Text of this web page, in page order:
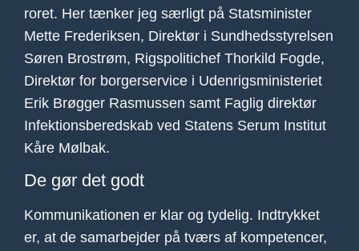
roret. Her tænker jeg særligt på Statsminister
Mette Frederiksen, Direktør i Sundhedsstyrelsen
Søren Brostrøm, Rigspolitichef Thorkild Fogde,
Direktør for borgerservice i Udenrigsministeriet
Erik Brøgger Rasmussen samt Faglig direktør
Infektionsberedskab ved Statens Serum Institut
Kåre Mølbak.
De gør det godt
Kommunikationen er klar og tydelig. Indtrykket
er, at de samarbejder på tværs af kompetencer,